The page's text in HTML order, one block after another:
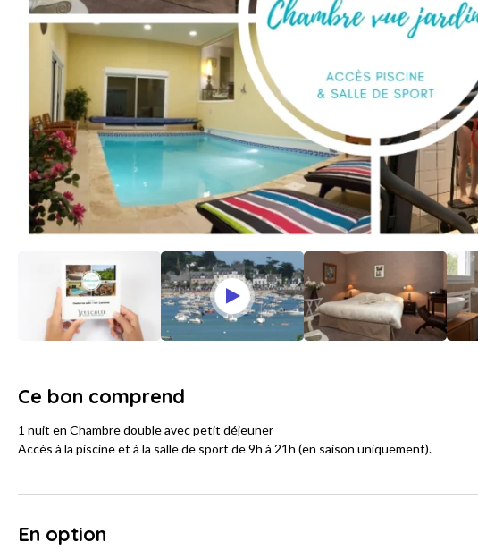
Ce bon comprend
1 nuit en Chambre double avec petit déjeuner
Accès à la piscine et à la salle de sport de 9h à 21h (en saison uniquement).
En option